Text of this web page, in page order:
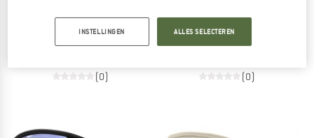
JULBO
Quickshift MTB Spectron S2
MTB-bril
(0)
JULBO
Session MTB Spectron S0
MTB-bril
(0)
INSTELLINGEN ALLES SELECTEREN